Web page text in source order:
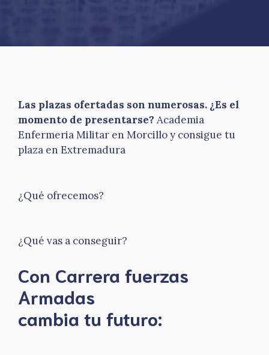
Las plazas ofertadas son numerosas. ¿Es el
momento de presentarse? Academia
Enfermeria Militar en Morcillo y consigue tu
plaza en Extremadura
¿Qué ofrecemos?
¿Qué vas a conseguir?
Con Carrera fuerzas
Armadas
​cambia tu futuro: